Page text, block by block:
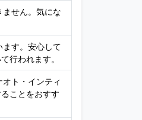
せん。気にな
す。安心して
行われます。
ト・インティ
ことをおすす